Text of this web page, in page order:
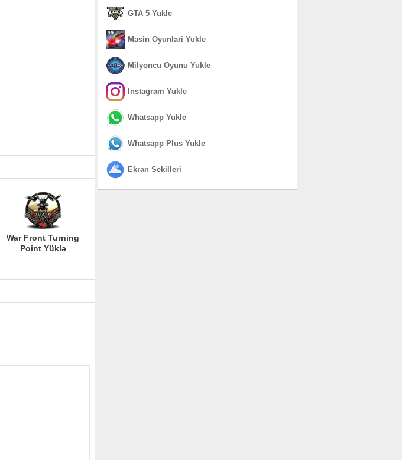
War Front Turning
Point Yüklə
GTA 5 Yukle
Masin Oyunlari Yukle
Milyoncu Oyunu Yukle
Instagram Yukle
Whatsapp Yukle
Whatsapp Plus Yukle
Ekran Sekilleri